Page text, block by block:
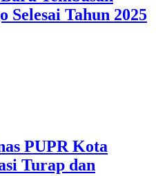
Selesai Tahun 2025
PUPR Kota
Turap dan